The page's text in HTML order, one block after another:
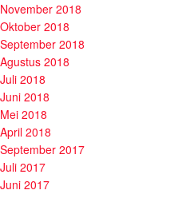
November 2018
Oktober 2018
September 2018
Agustus 2018
Juli 2018
Juni 2018
Mei 2018
April 2018
September 2017
Juli 2017
Juni 2017